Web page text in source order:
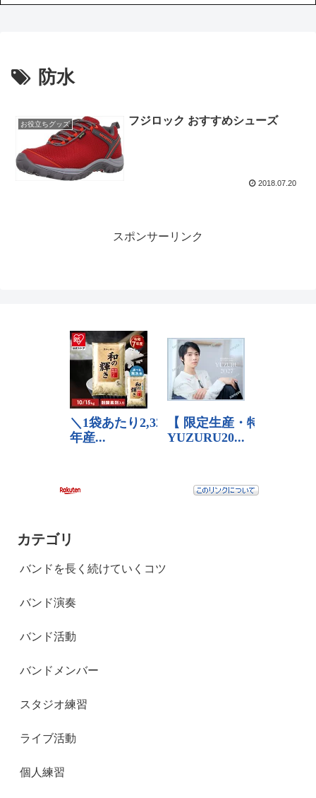
防水
お役立ちグッズ フジロック おすすめシューズ
2018.07.20
スポンサーリンク
カテゴリ
バンドを長く続けていくコツ
バンド演奏
バンド活動
バンドメンバー
スタジオ練習
ライブ活動
個人練習